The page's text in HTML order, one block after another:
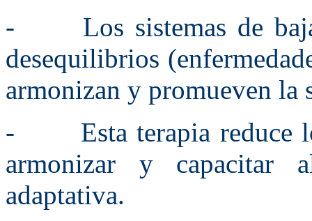
- Los sistemas de baja
desequilibrios
armonizan y promueven la
- Esta terapia reduce
armonizar y capacitar
adaptativa.